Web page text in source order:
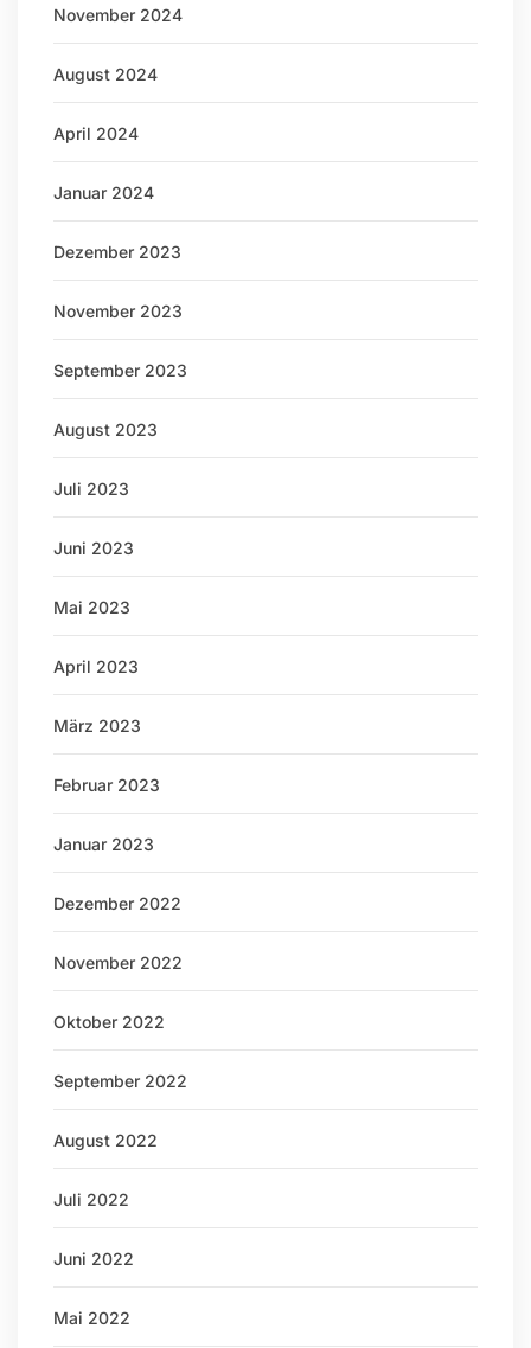
November 2024
August 2024
April 2024
Januar 2024
Dezember 2023
November 2023
September 2023
August 2023
Juli 2023
Juni 2023
Mai 2023
April 2023
März 2023
Februar 2023
Januar 2023
Dezember 2022
November 2022
Oktober 2022
September 2022
August 2022
Juli 2022
Juni 2022
Mai 2022